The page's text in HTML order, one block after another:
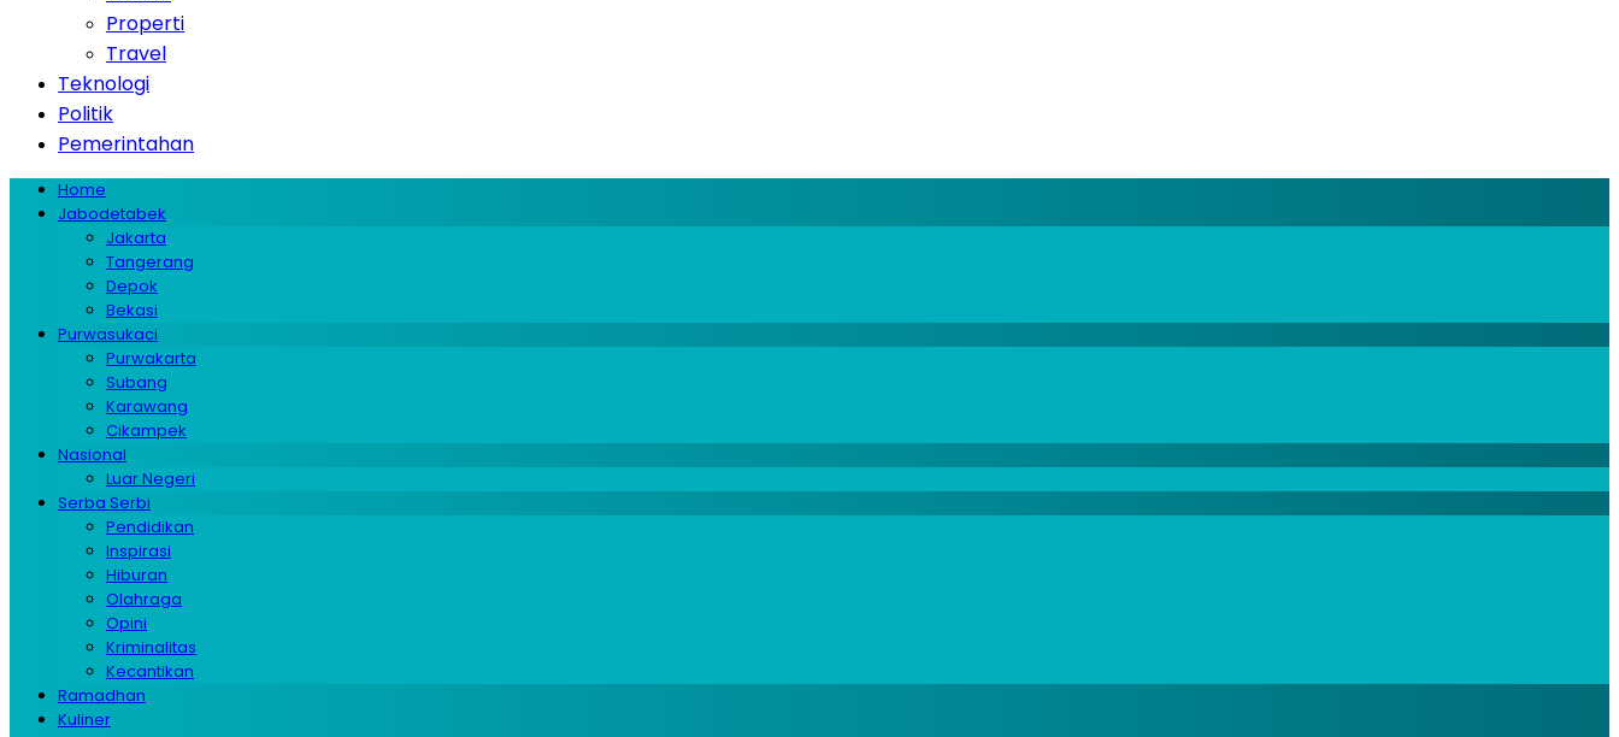
Properti
Travel
Teknologi
Politik
Pemerintahan
Home
Jabodetabek
Jakarta
Tangerang
Depok
Bekasi
Purwasukaci
Purwakarta
Subang
Karawang
Cikampek
Nasional
Luar Negeri
Serba Serbi
Pendidikan
Inspirasi
Hiburan
Olahraga
Opini
Kriminalitas
Kecantikan
Ramadhan
Kuliner